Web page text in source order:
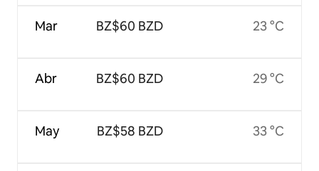
Mar
Abr
May
BZ$60 BZD
BZ$60 BZD
BZ$58 BZD
23 °C
29 °C
33 °C